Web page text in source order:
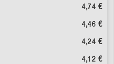
4,74 €
4,46 €
4,24 €
4,12 €